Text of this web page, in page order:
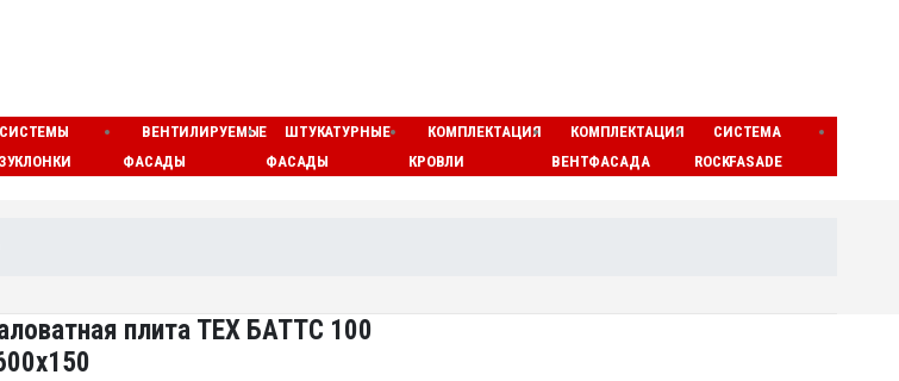
СИСТЕМЫ
ВЕНТИЛИРУЕМЫЕ
ФАСАДЫ
ШТУКАТУРНЫЕ
ФАСАДЫ
КОМПЛЕКТАЦИЯ
КРОВЛИ
КОМПЛЕКТАЦИЯ
ВЕНТФАСАДА
СИСТЕМА
ROCKFASADE
плита ТЕХ БАТТС 100